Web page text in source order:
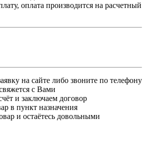
оплата производится на расчетный
на сайте либо звоните по телефону
с Вами
и заключаем договор
в пункт назначения
и остаётесь довольными